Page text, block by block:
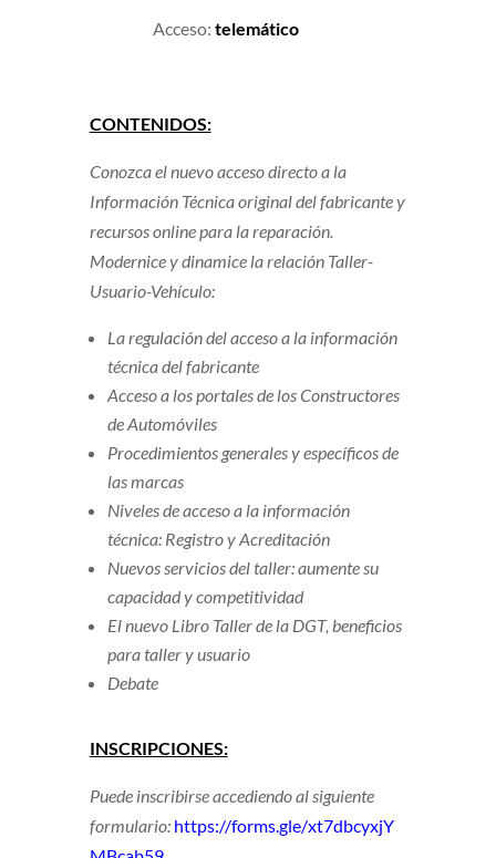
Acceso: telemático
CONTENIDOS:
Conozca el nuevo acceso directo a la
Información Técnica original del fabricante y
recursos online para la reparación.
Modernice y dinamice la relación Taller-
Usuario-Vehículo:
La regulación del acceso a la información
técnica del fabricante
Acceso a los portales de los Constructores
de Automóviles
Procedimientos generales y específicos de
las marcas
Niveles de acceso a la información
técnica: Registro y Acreditación
Nuevos servicios del taller: aumente su
capacidad y competitividad
El nuevo Libro Taller de la DGT, beneficios
para taller y usuario
Debate
INSCRIPCIONES:
Puede inscribirse accediendo al siguiente
formulario: https://forms.gle/xt7dbcyxjY